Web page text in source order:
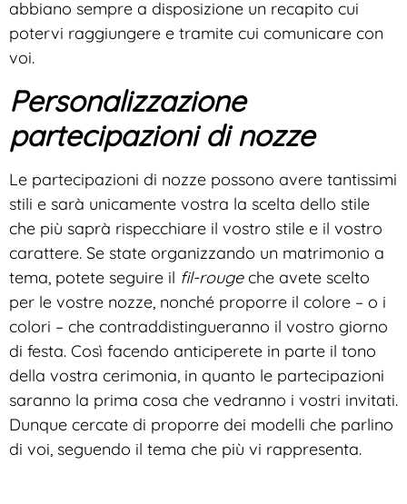
abbiano sempre a disposizione un recapito cui
potervi raggiungere e tramite cui comunicare con
voi.
Personalizzazione
partecipazioni di nozze
Le partecipazioni di nozze possono avere tantissimi
stili e sarà unicamente vostra la scelta dello stile
che più saprà rispecchiare il vostro stile e il vostro
carattere. Se state organizzando un matrimonio a
tema, potete seguire il fil-rougeche avete scelto
per le vostre nozze, nonché proporre il colore – o i
colori – che contraddistingueranno il vostro giorno
di festa. Così facendo anticiperete in parte il tono
della vostra cerimonia, in quanto le partecipazioni
saranno la prima cosa che vedranno i vostri invitati.
Dunque cercate di proporre dei modelli che parlino
di voi, seguendo il tema che più vi rappresenta.